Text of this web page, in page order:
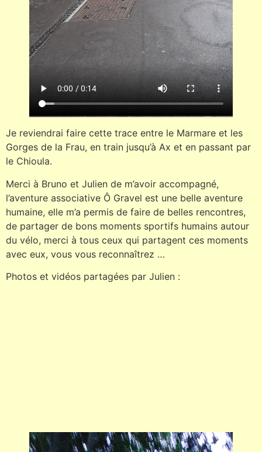
Je reviendrai faire cette trace entre le Marmare et les
Gorges de la Frau, en train jusqu’à Ax et en passant par
le Chioula.
Merci à Bruno et Julien de m’avoir accompagné,
l’aventure associative Ô Gravel est une belle aventure
humaine, elle m’a permis de faire de belles rencontres,
de partager de bons moments sportifs humains autour
du vélo, merci à tous ceux qui partagent ces moments
avec eux, vous vous reconnaîtrez …
Photos et vidéos partagées par Julien :